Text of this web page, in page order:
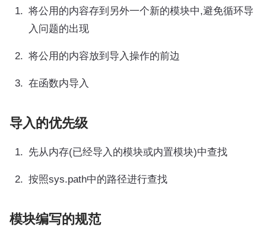
将公用的内容存到另外一个新的模块中,避免循环导
入问题的出现
将公用的内容放到导入操作的前边
在函数内导入
导入的优先级
先从内存(已经导入的模块或内置模块)中查找
按照sys.path中的路径进行查找
模块编写的规范